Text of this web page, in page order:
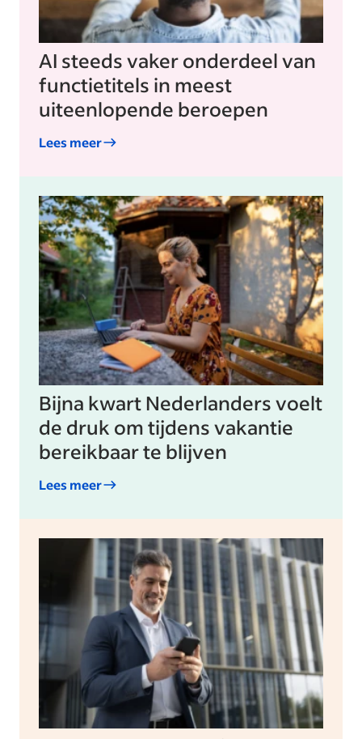
AI steeds vaker onderdeel van
functietitels in meest
uiteenlopende beroepen
Lees meer
Bijna kwart Nederlanders voelt
de druk om tijdens vakantie
bereikbaar te blijven
Lees meer